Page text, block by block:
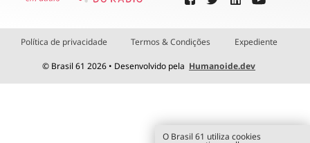
Política de privacidade Termos & Condições Expediente
© Brasil 61 2026 • Desenvolvido pela Humanoide.dev
O Brasil 61 utiliza cookies